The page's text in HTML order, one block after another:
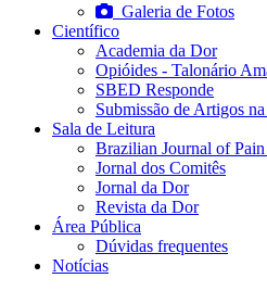
Galeria de Fotos
Científico
Academia da Dor
Opióides - Talonário
SBED Responde
Submissão de Artigos
Sala de Leitura
Brazilian Journal of
Jornal dos Comitês
Jornal da Dor
Revista da Dor
Área Pública
Dúvidas frequentes
Notícias